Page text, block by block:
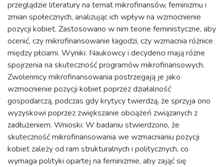
przeglądzie literatury na temat mikrofinansów, feminizmu i
zmian społecznych, analizując ich wpływ na wzmocnienie
pozycji kobiet. Zastosowano w nim teorie feministyczne, aby
ocenić, czy mikrofinansowanie łagodzi, czy wzmacnia różnice
między płciami. Wyniki: Naukowcy i decydenci mają różne
spojrzenia na skuteczność programów mikrofinansowych.
Zwolennicy mikrofinansowania postrzegają je jako
wzmocnienie pozycji kobiet poprzez działalność
gospodarczą, podczas gdy krytycy twierdzą, że sprzyja ono
wyzyskowi poprzez zwiększanie obciążeń związanych z
zadłużeniem. Wnioski: W badaniu stwierdzono, że
skuteczność mikrofinansowania we wzmacnianiu pozycji
kobiet zależy od ram strukturalnych i politycznych, co
wymaga polityki opartej na feminizmie, aby zająć się